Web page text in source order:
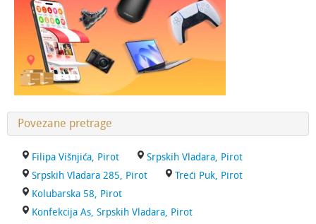
Povezane pretrage
Filipa Višnjića, Pirot
Srpskih Vladara, Pirot
Srpskih Vladara 285, Pirot
Treći Puk, Pirot
Kolubarska 58, Pirot
Konfekcija As, Srpskih Vladara, Pirot